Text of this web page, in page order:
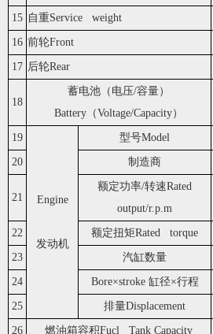
15 自重Service weight
16 前轮Front
17 后轮Rear
18
蓄电池（电压/容量）
Battery（Voltage/Capacity）
19
Engine
发动机
型号Model
20 制造商
21
额定功率/转速Rated
output/r.p.m
22 额定扭矩Rated torque
23 汽缸数量
24 Bore×stroke 缸径×行程
25 排量Displacement
26 燃油箱容积Fucl Tank Capacity